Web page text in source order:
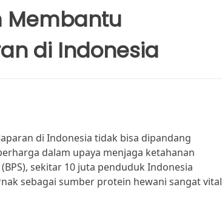
Membantu
di Indonesia
di Indonesia tidak bisa dipandang
dalam upaya menjaga ketahanan
sekitar 10 juta penduduk Indonesia
sebagai sumber protein hewani sangat vital